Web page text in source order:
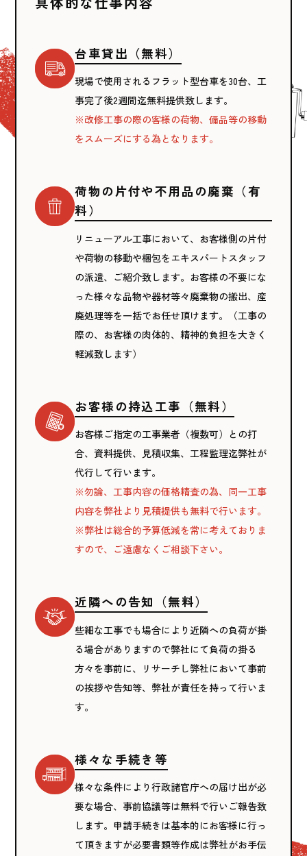
台車貸出（無料）
現場で使用されるフラット型台車を30台、工
事完了後2週間迄無料提供致します。
※改修工事の際の客様の荷物、備品等の移動
をスムーズにする為となります。
荷物の片付や不用品の廃棄（有
料）
リニューアル工事において、お客様側の片付
や荷物の移動や梱包をエキスパートスタッフ
の派遣、ご紹介致します。お客様の不要にな
った様々な品物や器材等々廃棄物の搬出、産
廃処理等を一括でお任せ頂けます。（工事の
際の、お客様の肉体的、精神的負担を大きく
軽減致します）
お客様の持込工事（無料）
お客様ご指定の工事業者（複数可）との打
合、資料提供、見積収集、工程監理迄弊社が
代行して行います。
※勿論、工事内容の価格精査の為、同一工事
内容を弊社より見積提供も無料で行います。
※弊社は総合的予算低減を常に考えておりま
すので、ご遠慮なくご相談下さい。
近隣への告知（無料）
些細な工事でも場合により近隣への負荷が掛
る場合がありますので弊社にて負荷の掛る
方々を事前に、リサーチし弊社において事前
の挨拶や告知等、弊社が責任を持って行いま
す。
様々な手続き等
様々な条件により行政諸官庁への届け出が必
要な場合、事前協議等は無料で行いご報告致
します。申請手続きは基本的にお客様に行っ
て頂きますが必要書類等作成は弊社がお手伝